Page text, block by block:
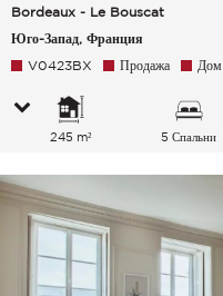
Bordeaux - Le Bouscat
Юго-Запад, Франция
V0423BX Продажа Дом
245 m² 5 Спальни